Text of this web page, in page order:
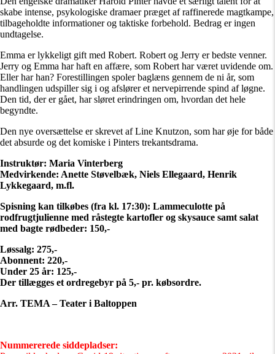
skabe intense, psykologiske dramaer præget af raffinerede magtkampe,
tilbageholdte informationer og taktiske forbehold. Bedrag er ingen
undtagelse.
Emma er lykkeligt gift med Robert. Robert og Jerry er bedste venner.
Jerry og Emma har haft en affære, som Robert har været uvidende om.
Eller har han? Forestillingen spoler baglæns gennem de ni år, som
handlingen udspiller sig i og afslører et nervepirrende spind af løgne.
Den tid, der er gået, har sløret erindringen om, hvordan det hele
begyndte.
Den nye oversættelse er skrevet af Line Knutzon, som har øje for både
det absurde og det komiske i Pinters trekantsdrama.
Instruktør: Maria Vinterberg
Medvirkende: Anette Støvelbæk, Niels Ellegaard, Henrik
Lykkegaard, m.fl.
Spisning kan tilkøbes (fra kl. 17:30): Lammeculotte på
rodfrugtjulienne med råstegte kartofler og skysauce samt salat
med bagte rødbeder: 150,-
Løssalg: 275,-
Abonnent: 220,-
Under 25 år: 125,-
Der tillægges et ordregebyr på 5,- pr. købsordre.
Arr. TEMA – Teater i Baltoppen
Nummererede siddepladser: